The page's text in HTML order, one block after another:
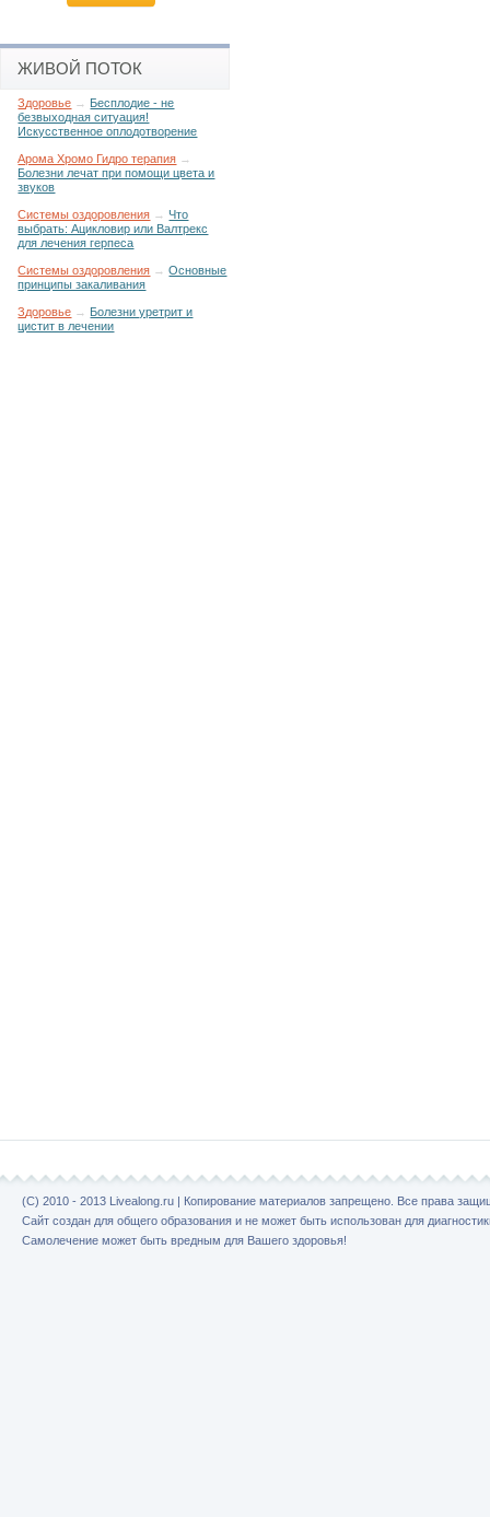
ЖИВОЙ ПОТОК
Здоровье → Бесплодие - не
безвыходная ситуация!
Искусственное оплодотворение
Арома Хромо Гидро терапия →
Болезни лечат при помощи цвета и
звуков
Системы оздоровления →Что
выбрать: Ацикловир или Валтрекс
для лечения герпеса
Системы оздоровления →Основные
принципы закаливания
Здоровье → Болезни уретрит и
цистит в лечении
(C) 2010 - 2013 Livealong.ru | Копирование материалов запрещено. Все права
Сайт создан для общего образования и не может быть использован для
Самолечение может быть вредным для Вашего здоровья!